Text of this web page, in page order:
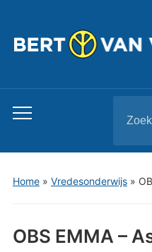
Toggle
menu
naar:
Home» Vredesonderwijs»
OBS EMMA –